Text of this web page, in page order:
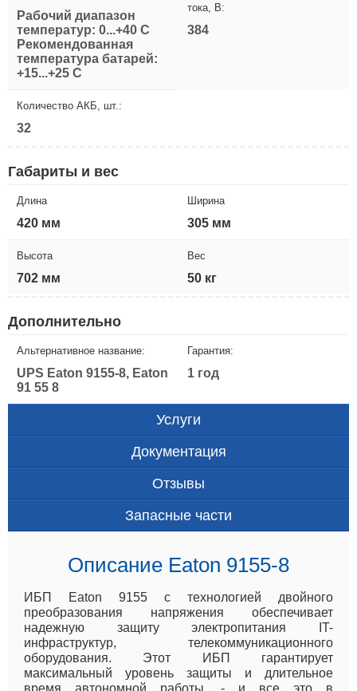
Рабочий диапазон
температур: 0...+40 С
Рекомендованная
температура батарей:
+15...+25 С
тока, В:
384
Количество АКБ, шт.:
32
Габариты и вес
Длина
420 мм
Ширина
305 мм
Высота
702 мм
Вес
50 кг
Дополнительно
Альтернативное название:
UPS Eaton 9155-8, Eaton
91 55 8
Гарантия:
1 год
Услуги
Документация
Отзывы
Запасные части
Описание Eaton 9155-8
ИБП Eaton 9155 с технологией двойного
преобразования напряжения обеспечивает
надежную защиту электропитания IT-
инфраструктур, телекоммуникационного
оборудования. Этот ИБП гарантирует
максимальный уровень защиты и длительное
время автономной работы, - и все это в